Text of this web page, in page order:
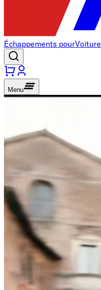
Échappements pourVoiture
Menu